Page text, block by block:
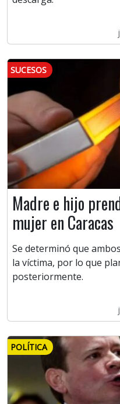
SUCESOS
Madre e hijo
mujer en Caracas
Se determinó que
la víctima, por lo que
posteriormente.
POLÍTICA